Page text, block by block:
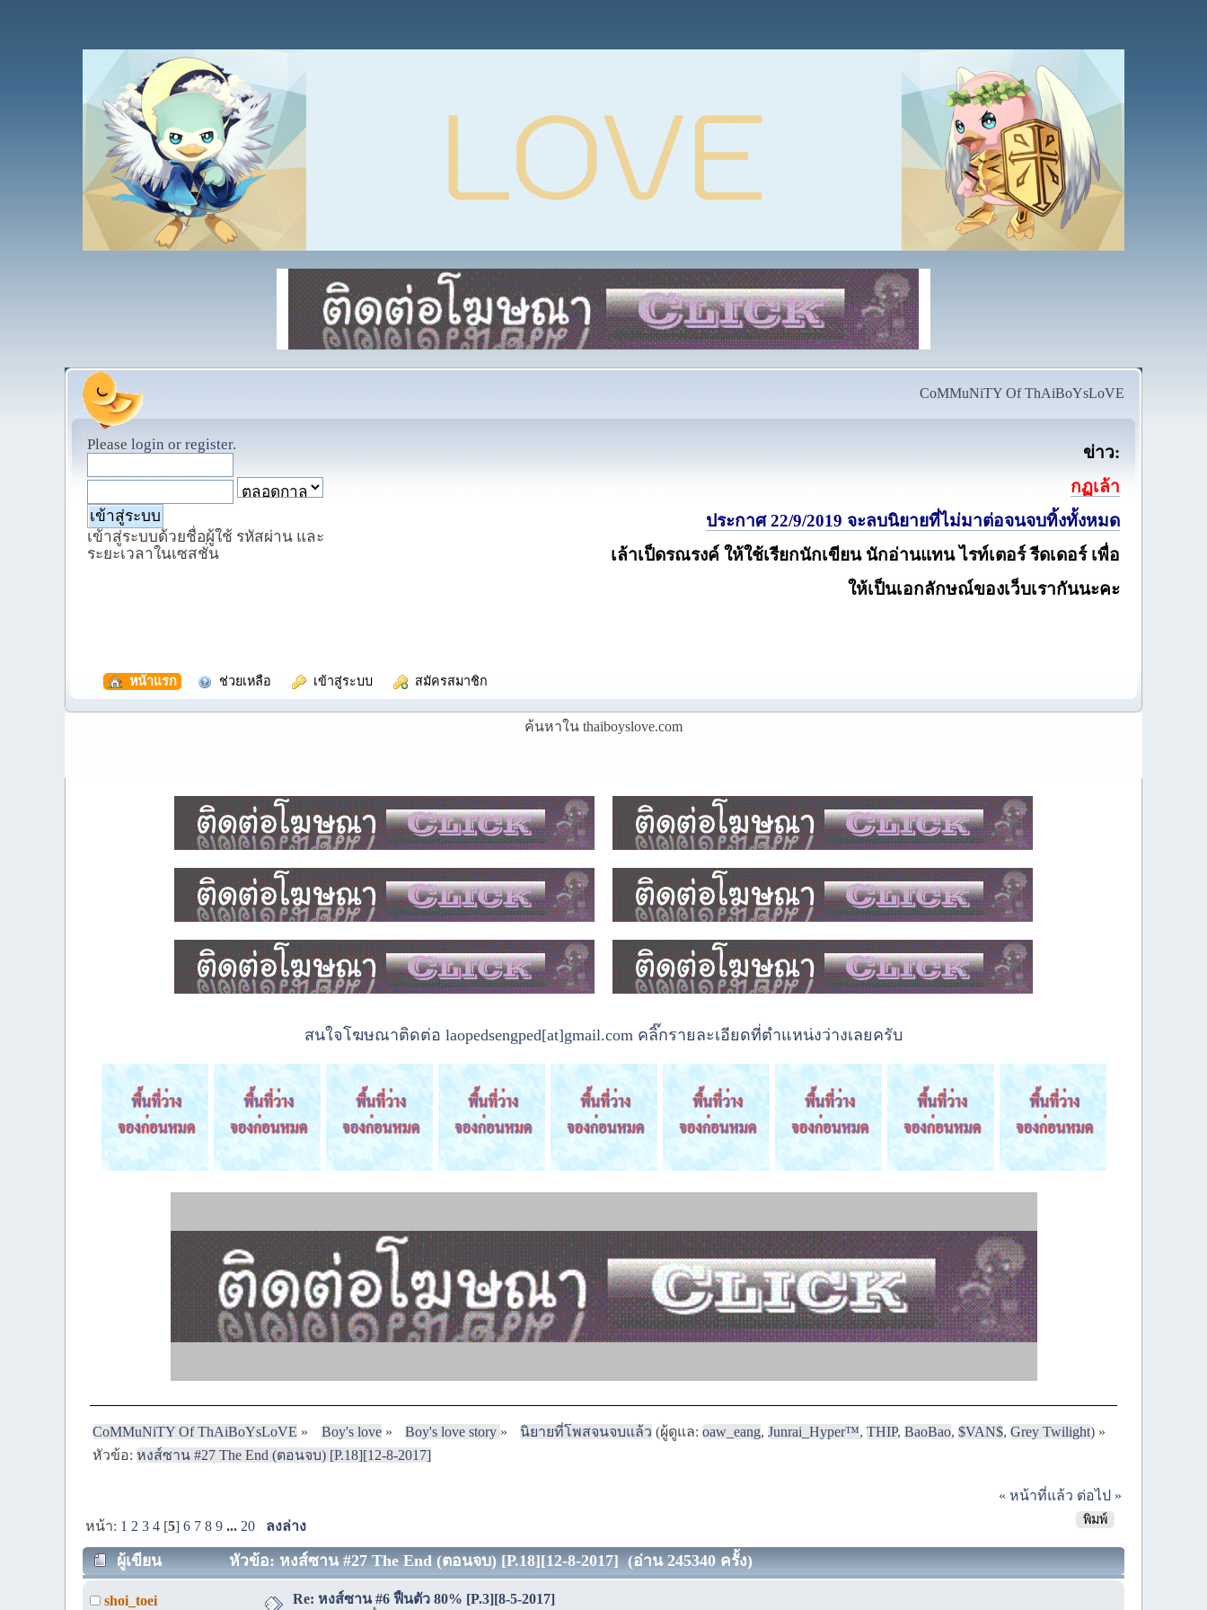
CoMMuNiTY Of ThAiBoYsLoVE
Please login or register.
เข้าสู่ระบบด้วยชื่อผู้ใช้ รหัสผ่าน และ
ระยะเวลาในเซสชั่น
ข่าว:
กฏเล้า
ประกาศ 22/9/2019 จะลบนิยายที่ไม่มาต่อจนจบทิ้งทั้งหมด
เล้าเป็ดรณรงค์ ให้ใช้เรียกนักเขียน นักอ่านแทน ไรท์เตอร์ รีดเดอร์ เพื่อ
ให้เป็นเอกลักษณ์ของเว็บเรากันนะคะ
หน้าแรก ช่วยเหลือ เข้าสู่ระบบ สมัครสมาชิก
ค้นหาใน thaiboyslove.com
สนใจโฆษณาติดต่อ laopedsengped[at]gmail.com คลิ๊กรายละเอียดที่ตำแหน่งว่างเลยครับ
CoMMuNiTY Of ThAiBoYsLoVE » Boy's love» Boy's love story » นิยายที่โพสจนจบแล้ว (ผู้ดูแล:oaw_eang,Junrai_Hyper™,THIP,BaoBao,$VAN$,Grey Twilight) »
หัวข้อ:หงส์ซาน #27 The End (ตอนจบ) [P.18][12-8-2017]
« หน้าที่แล้ว ต่อไป »
พิมพ์
หน้า: 1 2 3 4 [5]6 7 8 9 ... 20 ลงล่าง
ผู้เขียน หัวข้อ: หงส์ซาน #27 The End (ตอนจบ) [P.18][12-8-2017] (อ่าน 245340 ครั้ง)
shoi_toei
Re: หงส์ซาน #6 ฟื้นตัว 80% [P.3][8-5-2017]